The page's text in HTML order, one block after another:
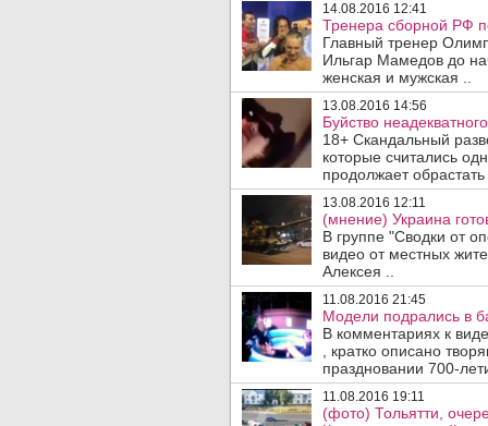
14.08.2016 12:41
Тренера сборной РФ
Главный тренер
Ильгар Мамедов до
женская и мужская ..
13.08.2016 14:56
Буйство
18+ Скандальный
которые считались
продолжает
13.08.2016 12:11
(мнение) Украина
В группе "Сводки от
видео от местных
Алексея ..
11.08.2016 21:45
Модели подрались в
В комментариях к
, кратко описано
праздновании 700-
11.08.2016 19:11
(фото) Тольятти,